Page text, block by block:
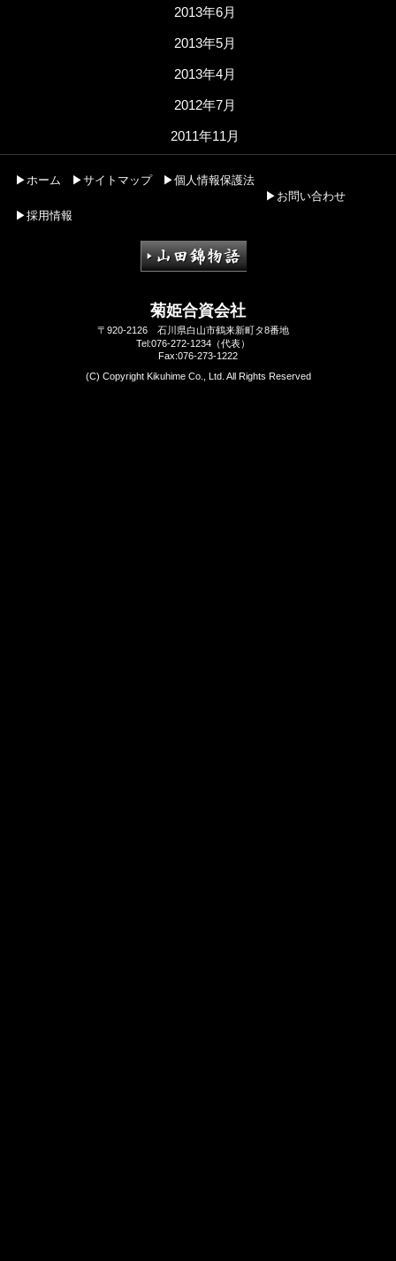
2013年6月
2013年5月
2013年4月
2012年7月
2011年11月
▶ホーム ▶サイトマップ
▶個人情報保護法
▶お問い合わせ
▶採用情報
菊姫合資会社
〒920-2126 石川県白山市鶴来新町タ8番地
Tel:076-272-1234（代表）
Fax:076-273-1222
(C) Copyright Kikuhime Co., Ltd. All Rights Reserved